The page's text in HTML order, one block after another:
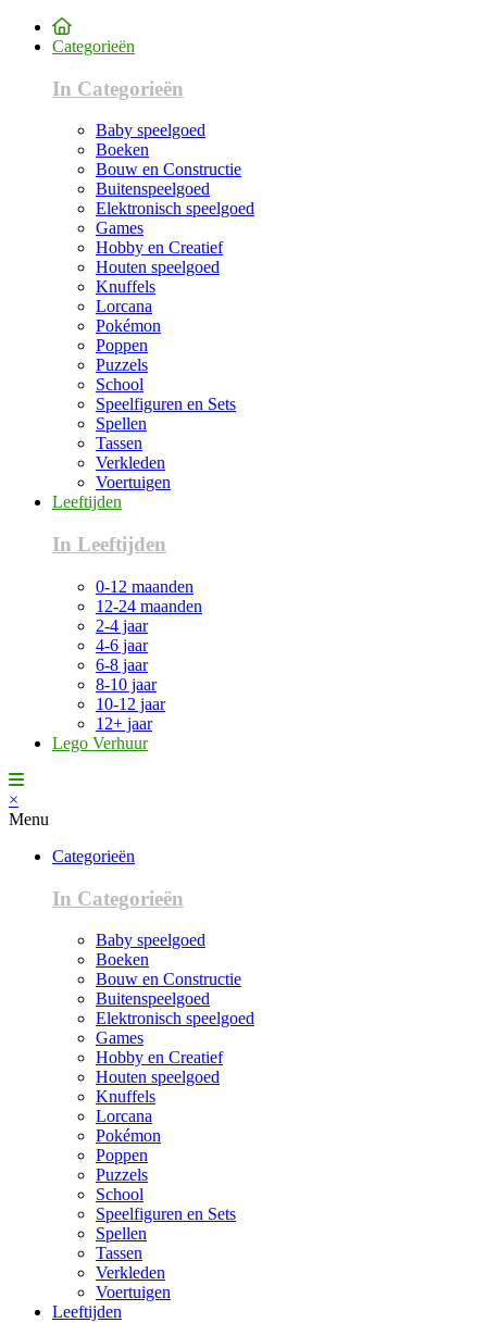
Categorieën
In Categorieën
Baby speelgoed
Boeken
Bouw en Constructie
Buitenspeelgoed
Elektronisch speelgoed
Games
Hobby en Creatief
Houten speelgoed
Knuffels
Lorcana
Pokémon
Poppen
Puzzels
School
Speelfiguren en Sets
Spellen
Tassen
Verkleden
Voertuigen
Leeftijden
In Leeftijden
0-12 maanden
12-24 maanden
2-4 jaar
4-6 jaar
6-8 jaar
8-10 jaar
10-12 jaar
12+ jaar
Lego Verhuur
×
Menu
Categorieën
In Categorieën
Baby speelgoed
Boeken
Bouw en Constructie
Buitenspeelgoed
Elektronisch speelgoed
Games
Hobby en Creatief
Houten speelgoed
Knuffels
Lorcana
Pokémon
Poppen
Puzzels
School
Speelfiguren en Sets
Spellen
Tassen
Verkleden
Voertuigen
Leeftijden